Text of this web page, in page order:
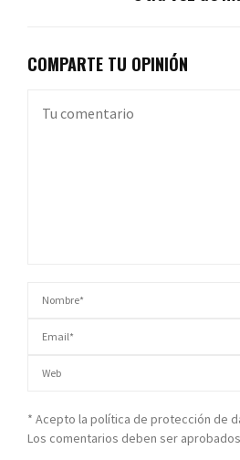
COMPARTE TU OPINIÓN
* Acepto la política de protección de
Los comentarios deben ser